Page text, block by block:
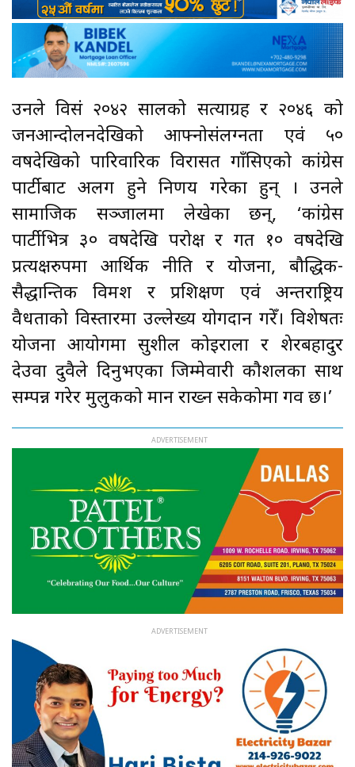
उनले विसं २०४२ सालको सत्याग्रह र २०४६ को
जनआन्दोलनदेखिको आफ्नोसंलग्नता एवं ५०
वर्षदेखिको पारिवारिक विरासत गाँसिएको कांग्रेस
पार्टीबाट अलग हुने निर्णय गरेका हुन् । उनले
सामाजिक सञ्जालमा लेखेका छन्, ‘कांग्रेस
पार्टीभित्र ३० वर्षदेखि परोक्ष र गत १० वर्षदेखि
प्रत्यक्षरुपमा आर्थिक नीति र योजना, बौद्धिक-
सैद्धान्तिक विमर्श र प्रशिक्षण एवं अन्तर्राष्ट्रिय
वैधताको विस्तारमा उल्लेख्य योगदान गरेँ। विशेषतः
योजना आयोगमा सुशील कोइराला र शेरबहादुर
देउवा दुवैले दिनुभएका जिम्मेवारी कौशलका साथ
सम्पन्न गरेर मुलुकको मान राख्न सकेकोमा गर्व छ।’